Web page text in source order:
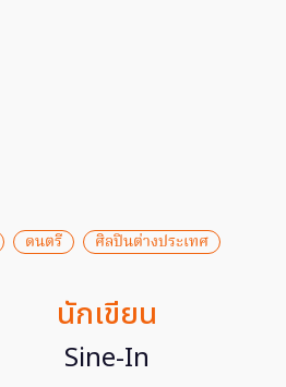
ดนตรี ศิลปินต่างประเทศ
นักเขียน
Sine-In